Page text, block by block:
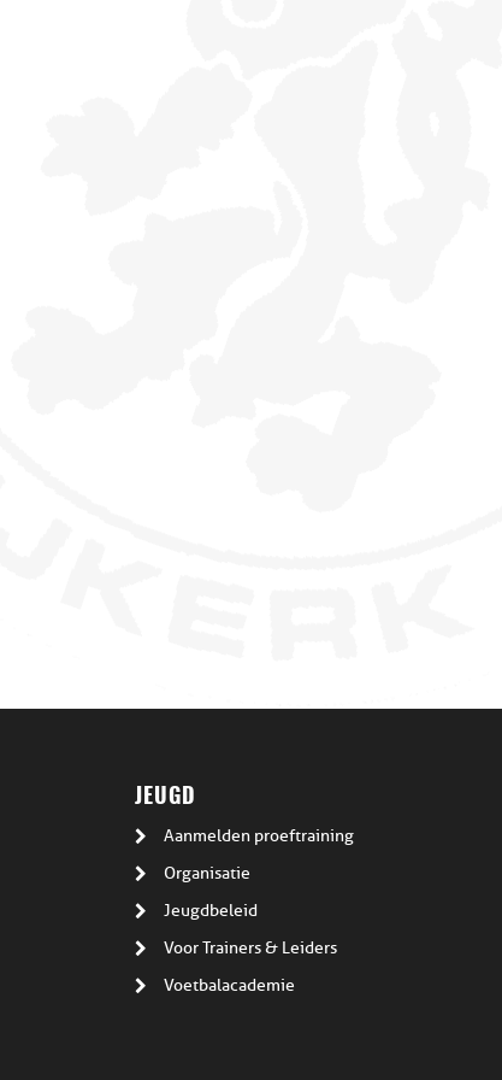
JEUGD
Aanmelden proeftraining
Organisatie
Jeugdbeleid
Voor Trainers & Leiders
Voetbalacademie